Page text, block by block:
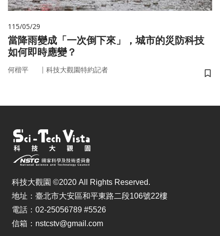
115/05/29
當降雨變成「一次倒下來」，城市的災防科技
如何即時應變？
何楷平 ｜ 科技大觀園特約記者
儲
科技大觀園 ©2020 All Rights Reserved.
地址：臺北市大安區和平東路二段106號22樓
電話：02-25056789 #5526
信箱：nstcstv@gmail.com